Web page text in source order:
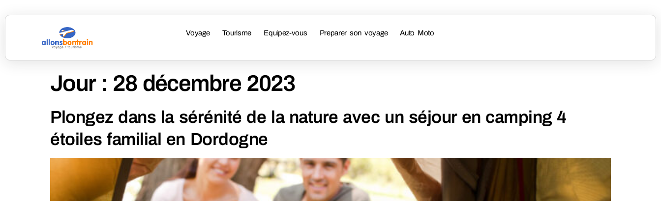
Voyage Tourisme Equipez-vous Preparer son voyage Auto Moto
Jour : 28 décembre 2023
Plongez dans la sérénité de la nature avec un séjour en camping 4
étoiles familial en Dordogne